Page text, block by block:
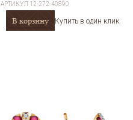
АРТИКУЛ 12-272-40890
В корзину Купить в один клик